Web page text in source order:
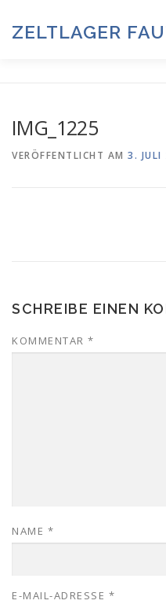
springen
ZELTLAGER
HISTORIE & FOTOARCHIV
IMG_1225
VERÖFFENTLICHT AM 3. JULI
SCHREIBE EINEN
KOMMENTAR *
NAME *
E-MAIL-ADRESSE *